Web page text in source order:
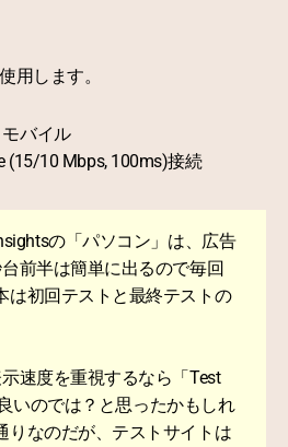
用します。
モバイル
(15/10 Mbps, 100ms)接続
の「パソコン」は、広告
前半は簡単に出るので毎回
は初回テストと最終テストの
速度を重視するなら「Test
いのでは？と思ったかもしれ
りなのだが、テストサイトは